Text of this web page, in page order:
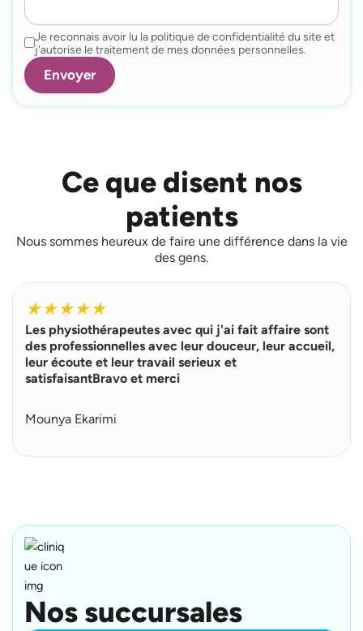
Je reconnais avoir lu la politique de confidentialité du site et
j'autorise le traitement de mes données personnelles.
Ce que disent nos
patients
Nous sommes heureux de faire une différence dans la vie
des gens.
★★★★★
Les physiothérapeutes avec qui j'ai fait affaire sont
des professionnelles avec leur douceur, leur accueil,
leur écoute et leur travail serieux et
satisfaisantBravo et merci
L
Mounya Ekarimi
Nos succursales